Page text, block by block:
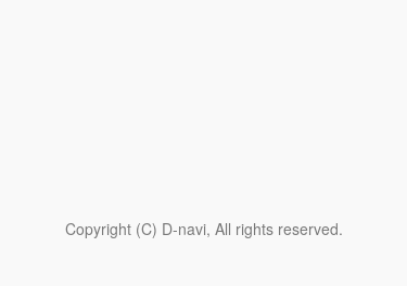
Copyright (C) D-navi, All rights reserved.